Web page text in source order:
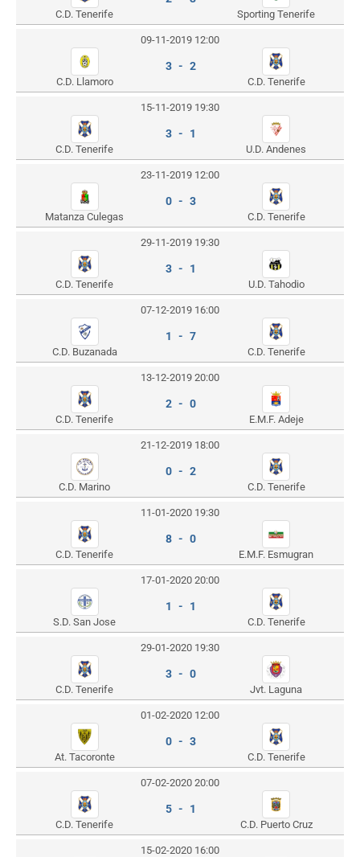
C.D. Tenerife Sporting Tenerife
09-11-2019 12:00
C.D. Llamoro
3 - 2
C.D. Tenerife
15-11-2019 19:30
C.D. Tenerife
3 - 1
U.D. Andenes
23-11-2019 12:00
Matanza Culegas
0 - 3
C.D. Tenerife
29-11-2019 19:30
C.D. Tenerife
3 - 1
U.D. Tahodio
07-12-2019 16:00
C.D. Buzanada
1 - 7
C.D. Tenerife
13-12-2019 20:00
C.D. Tenerife
2 - 0
E.M.F. Adeje
21-12-2019 18:00
C.D. Marino
0 - 2
C.D. Tenerife
11-01-2020 19:30
C.D. Tenerife
8 - 0
E.M.F. Esmugran
17-01-2020 20:00
S.D. San Jose
1 - 1
C.D. Tenerife
29-01-2020 19:30
C.D. Tenerife
3 - 0
Jvt. Laguna
01-02-2020 12:00
At. Tacoronte
0 - 3
C.D. Tenerife
07-02-2020 20:00
C.D. Tenerife
5 - 1
C.D. Puerto Cruz
15-02-2020 16:00